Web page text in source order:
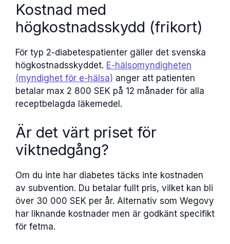
Kostnad med
högkostnadsskydd (frikort)
För typ 2-diabetespatienter gäller det svenska
högkostnadsskyddet. E-hälsomyndigheten
(myndighet för e-hälsa) anger att patienten
betalar max 2 800 SEK på 12 månader för alla
receptbelagda läkemedel.
Är det värt priset för
viktnedgång?
Om du inte har diabetes täcks inte kostnaden
av subvention. Du betalar fullt pris, vilket kan bli
över 30 000 SEK per år. Alternativ som Wegovy
har liknande kostnader men är godkänt specifikt
för fetma.